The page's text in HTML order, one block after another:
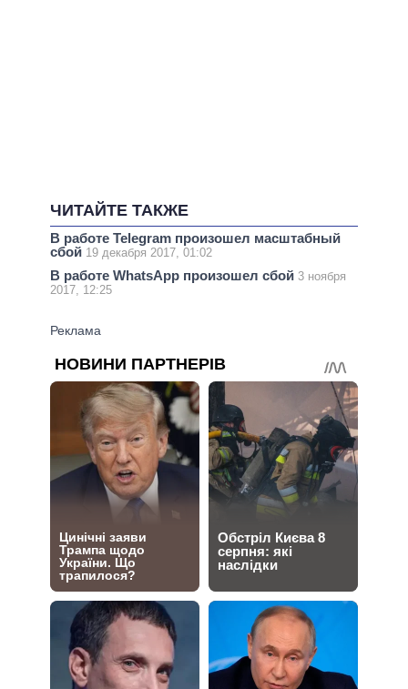
ЧИТАЙТЕ ТАКЖЕ
В работе Telegram произошел масштабный
сбой 19 декабря 2017, 01:02
В работе WhatsApp произошел сбой 3 ноября
2017, 12:25